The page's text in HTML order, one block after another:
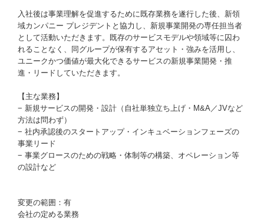
入社後は事業理解を促進するために既存業務を遂行した後、新領
域カンパニー プレジデントと協力し、新規事業開発の専任担当者
として活動いただきます。既存のサービスモデルや領域等に囚わ
れることなく、同グループが保有するアセット・強みを活用し、
ユニークかつ価値が最大化できるサービスの新規事業開発・推
進・リードしていただきます。
【主な業務】
− 新規サービスの開発・設計（自社単独立ち上げ・M&A／JVなど
方法は問わず）
− 社内承認後のスタートアップ・インキュベーションフェーズの
事業リード
− 事業グロースのための戦略・体制等の構築、オペレーション等
の設計など
変更の範囲：有
会社の定める業務